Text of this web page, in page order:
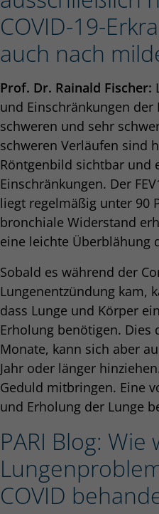
COVID-19-
auch nach
Prof. Dr. Rainald Fischer:
und Einschränkungen
schweren und sehr
schweren Verläufen sind
Röntgenbild sichtbar und
Einschränkungen. Der
liegt regelmäßig unter 90
bronchiale Widerstand
eine leichte Überblähung
Sobald es während der
Lungenentzündung kam,
dass Lunge und Körper
Erholung benötigen. Dies
Monate, kann sich aber
Jahr oder länger
Geduld mitbringen. Eine
und Erholung der Lunge
PARI Blog: Wie
COVID